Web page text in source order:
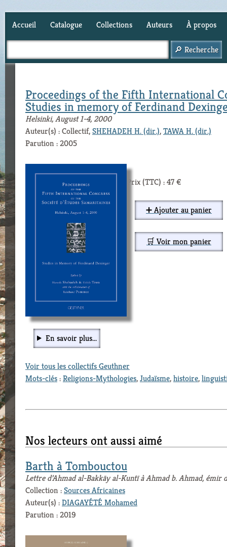
Accueil Catalogue Collections Auteurs À propos
Proceedings of the Fifth International
Studies in memory of Ferdinand
Helsinki, August 1-4, 2000
Auteur(s) : Collectif,SHEHADEH H. (dir.),TAWA H. (dir.)
Parution : 2005
Prix (TTC) : 47 €
➕ Ajouter au panier
🛒 Voir mon panier
En savoir plus...
Voir tous les collectifs Geuthner
Mots-clés:Religions-Mythologies,Judaïsme,histoire,
Nos lecteurs ont aussi aimé
Barth à Tombouctou
Lettre d’Ahmad al-Bakkāy al-Kuntī à Ahmad b. Ahmad, émir
Collection :Sources Africaines
Auteur(s) :DIAGAYÉTÉ Mohamed
Parution : 2019